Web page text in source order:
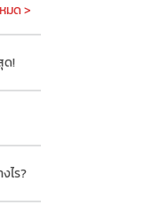
มด >
ด!
ไร?